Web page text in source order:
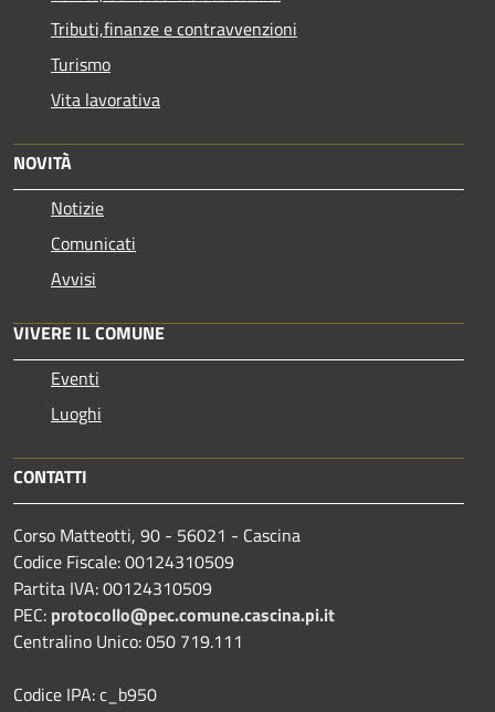
Tributi,finanze e contravvenzioni
Turismo
Vita lavorativa
NOVITÀ
Notizie
Comunicati
Avvisi
VIVERE IL COMUNE
Eventi
Luoghi
CONTATTI
Corso Matteotti, 90 - 56021 - Cascina
Codice Fiscale: 00124310509
Partita IVA: 00124310509
PEC: protocollo@pec.comune.cascina.pi.it
Centralino Unico: 050 719.111
Codice IPA: c_b950